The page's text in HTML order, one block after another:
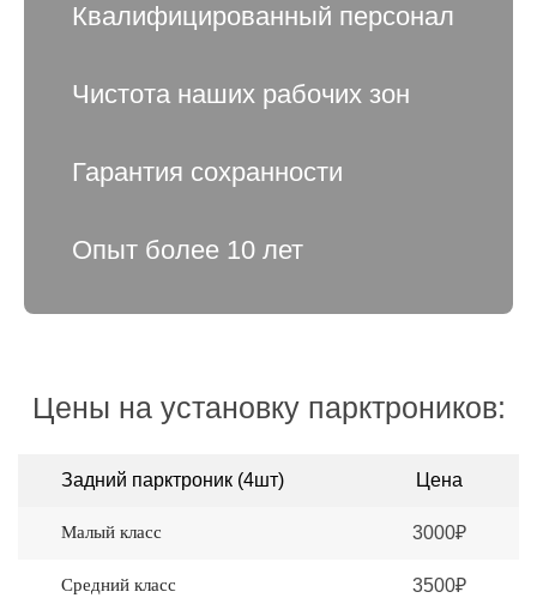
Квалифицированный персонал
Чистота наших рабочих зон
Гарантия сохранности
Опыт более 10 лет
Цены на установку парктроников:
Задний парктроник (4шт) Цена
Малый класс 3000₽
Средний класс 3500₽